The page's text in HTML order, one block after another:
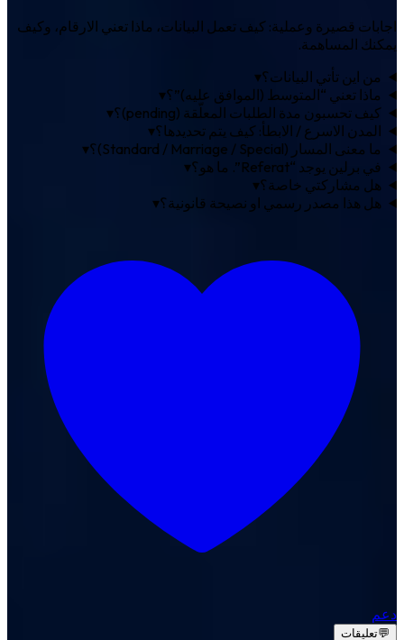
اجابات قصيرة وعملية: كيف تعمل البيانات، ماذا تعني الارقام، وكيف
يمكنك المساهمة.
من اين تأتي البيانات؟▾
ماذا تعني “المتوسط (الموافق عليه)”؟▾
كيف تحسبون مدة الطلبات المعلّقة (pending)؟
▾
المدن الاسرع / الابطأ: كيف يتم تحديدها؟▾
ما معنى المسار (Standard / Marriage / Special)؟
▾
في برلين يوجد “Referat”. ما هو؟
▾
هل مشاركتي خاصة؟▾
هل هذا مصدر رسمي او نصيحة قانونية؟▾
دعم
💬تعليقات